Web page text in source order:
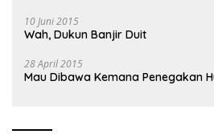
10 Juni 2015
Wah, Dukun Banjir Duit
28 April 2015
Mau Dibawa Kemana Penegakan